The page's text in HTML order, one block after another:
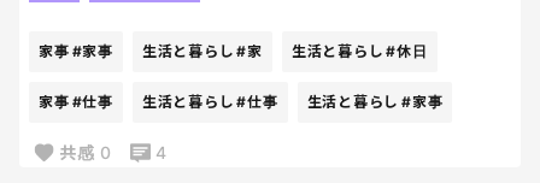
え、もうこんな時間。って一度思ったら
動きたくなくなる～😂
良いんだろうけど、
家事 #家事 生活と暮らし #家 生活と暮らし #休日
家事 #仕事 生活と暮らし #仕事 生活と暮らし #家事
共感 0 4